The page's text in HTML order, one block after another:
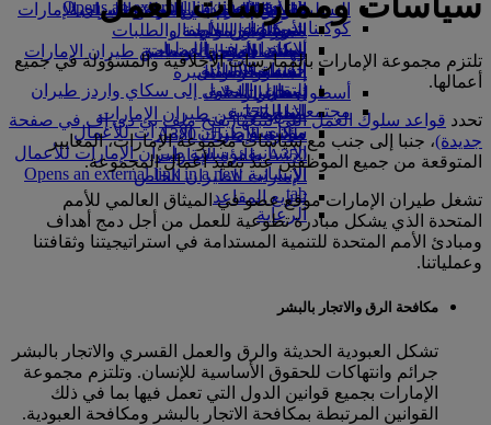
تناول الطعام في الدرجة السياحية
الممتازة
وجبات الدرجة السياحية
المشروبات
أسطول طائراتنا
بوينج 777
طائرة الإمارات A380
A350 طائرة الإمارات
الإمارات للطيران الخاص
توزيع المقاعد
السوق الحرة
متجرنا الرسمي
التسلية للأطفال
الترفيه عن الأطفال
ألعاب الأطفال
أنشطة للأطفال
in a new tab
كوكبنا
الاستدامة في العمليات
السياسة البيئية
التقارير البيئية
مجتمعاتنا المحلية
مؤسسة طيران الإمارات للأعمال
الإنسانيةمؤسسة طيران الإمارات للأعمال
الإنسانية Opens an external link in a new
tab
الرعاية
Opens an external link in a new tab
شركاؤنا
سكاي واردز رايل
حاسبة الأميال
تسجيل الدخول إلى سكاي واردز طيران
الإمارات
سكاي واردز+
السفر لأصحاب الهمم مع طيران الإمارات
المساعدة الخاصة والطلبات
تجربتكم على متن الطائرة
الأدوات والموارد
الهاتف المتحرك وتطبيق طيران الإمارات
إلغاء حجز أو تغييره
تعطل الرحلات
معلومات عن طيران الإمارات
تلتزم مجموعة الإمارات بالممارسات الأخلاقية والمسؤولة في جميع
أعمالها.
تحدد قواعد سلوك العمل التي نتبعها(يفتح ملف بي دي إف في صفحة
جديدة)، جنبا إلى جنب مع سياسات مجموعة الإمارات، المعايير
المتوقعة من جميع الموظفين عند تنفيذ أعمال المجموعة.
تشغل طيران الإمارات موقع عضو في الميثاق العالمي للأمم
المتحدة الذي يشكل مبادرة تطوعية للعمل من أجل دمج أهداف
ومبادئ الأمم المتحدة للتنمية المستدامة في استراتيجيتنا وثقافتنا
وعملياتنا.
مكافحة الرق والاتجار بالبشر
تشكل العبودية الحديثة والرق والعمل القسري والاتجار بالبشر
جرائم وانتهاكات للحقوق الأساسية للإنسان. وتلتزم مجموعة
الإمارات بجميع قوانين الدول التي تعمل فيها بما في ذلك
القوانين المرتبطة بمكافحة الاتجار بالبشر ومكافحة العبودية.